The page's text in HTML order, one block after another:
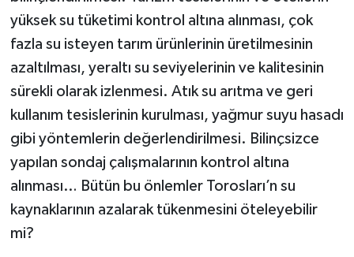
yüksek su tüketimi kontrol altına alınması, çok
fazla su isteyen tarım ürünlerinin üretilmesinin
azaltılması, yeraltı su seviyelerinin ve kalitesinin
sürekli olarak izlenmesi. Atık su arıtma ve geri
kullanım tesislerinin kurulması, yağmur suyu hasadı
gibi yöntemlerin değerlendirilmesi. Bilinçsizce
yapılan sondaj çalışmalarının kontrol altına
alınması… Bütün bu önlemler Torosları’n su
kaynaklarının azalarak tükenmesini öteleyebilir
mi?